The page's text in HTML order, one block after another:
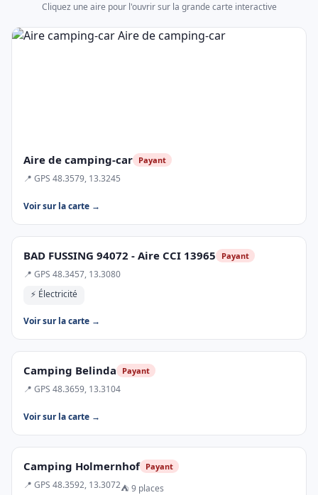
Aire de camping-car Payant
📍 GPS 48.3579, 13.3245
Voir sur la carte →
BAD FUSSING 94072 - Aire CCI 13965 Payant
📍 GPS 48.3457, 13.3080
⚡ Électricité
Voir sur la carte →
Camping Belinda Payant
📍 GPS 48.3659, 13.3104
Voir sur la carte →
Camping Holmernhof Payant
📍 GPS 48.3592, 13.3072⛺ 9 places
Cliquez une aire pour l'ouvrir sur la grande carte interactive